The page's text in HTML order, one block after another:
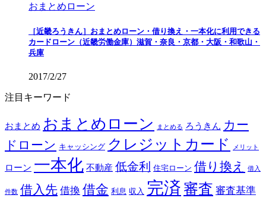
おまとめローン
［近畿ろうきん］おまとめローン・借り換え・一本化に利用できる
カードローン（近畿労働金庫）滋賀・奈良・京都・大阪・和歌山・
兵庫
2017/2/27
注目キーワード
おまとめ おまとめローン まとめる ろうきん カー
ドローン キャッシング クレジットカード メリット
ローン 一本化 不動産 低金利 住宅ローン 借り換え 借入
件数 借入先 借換 借金 利息 収入 完済 審査 審査基準